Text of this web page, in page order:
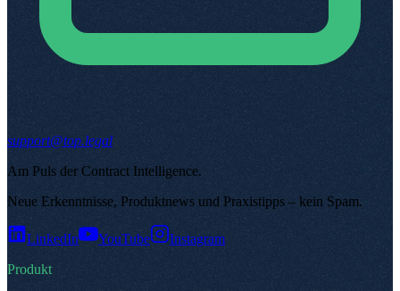
support@top.legal
Am Puls der Contract Intelligence.
Neue Erkenntnisse, Produktnews und Praxistipps – kein Spam.
LinkedIn YouTube
Instagram
Produkt